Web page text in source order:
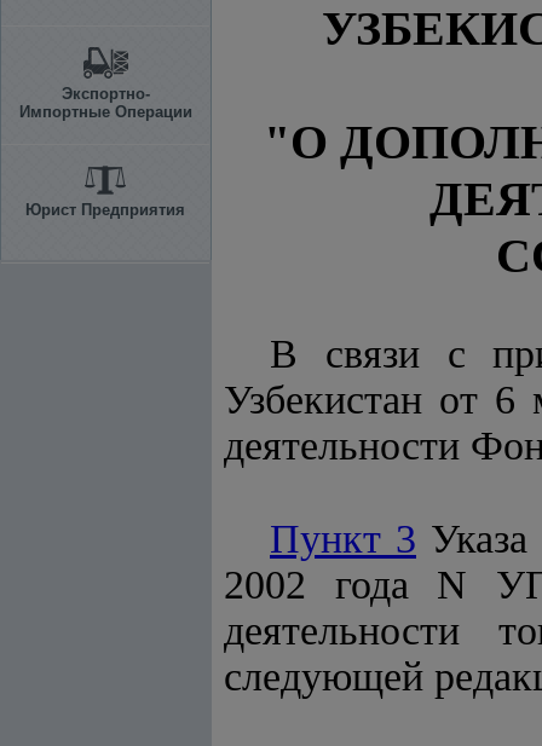
Экспортно-
Импортные Операции
Юрист Предприятия
"О
В связи с
Узбекистан от
деятельности
Пункт 3
2002 года N
деятельности
следующей